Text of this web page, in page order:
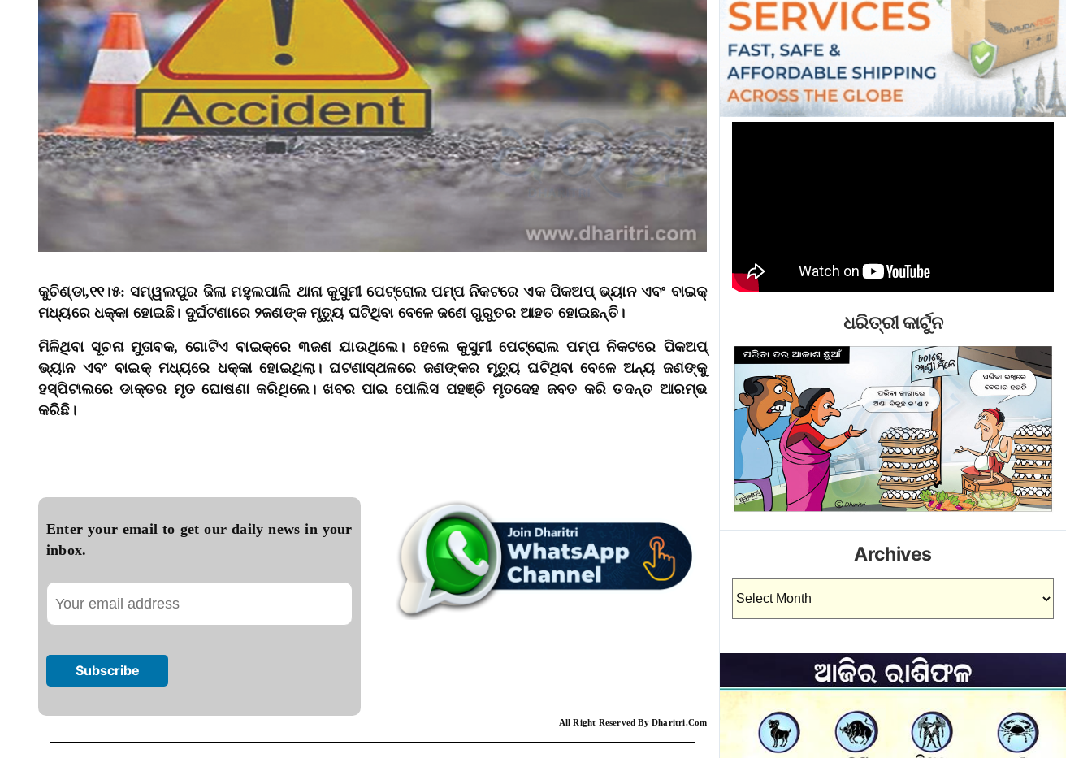
କୁଚିଣ୍ଡା,୧୧।୫: ସମ୍ୱଲପୁର ଜିଲା ମହୁଲପାଲି ଥାନା କୁସୁମୀ ପେଟ୍ରୋଲ ପମ୍ପ ନିକଟରେ ଏକ ପିକଅପ୍‌ ଭ୍ୟାନ ଏବଂ ବାଇକ୍‌
ମଧ୍ୟରେ ଧକ୍କା ହୋଇଛି। ଦୁର୍ଘଟଣାରେ ୨ଜଣଙ୍କ ମୃତ୍ୟୁ ଘଟିଥିବା ବେଳେ ଜଣେ ଗୁରୁତର ଆହତ ହୋଇଛନ୍ତି।
ମିଳିଥିବା ସୂଚନା ମୁତାବକ, ଗୋଟିଏ ବାଇକ୍‌ରେ ୩ଜଣ ଯାଉଥିଲେ। ହେଲେ କୁସୁମୀ ପେଟ୍ରୋଲ ପମ୍ପ ନିକଟରେ ପିକଅପ୍‌
ଭ୍ୟାନ ଏବଂ ବାଇକ୍‌ ମଧ୍ୟରେ ଧକ୍କା ହୋଇଥିଲା। ଘଟଣାସ୍ଥଳରେ ଜଣଙ୍କର ମୃତ୍ୟୁ ଘଟିଥିବା ବେଳେ ଅନ୍ୟ ଜଣଙ୍କୁ
ହସ୍ପିଟାଲରେ ଡାକ୍ତର ମୃତ ଘୋଷଣା କରିଥିଲେ। ଖବର ପାଇ ପୋଲିସ ପହଞ୍ଚି ମୃତଦେହ ଜବତ କରି ତଦନ୍ତ ଆରମ୍ଭ
କରିଛି।
Enter your email to get our daily news in your
inbox.
All Right Reserved By Dharitri.Com
ଧରିତ୍ରୀ କାର୍ଟୁନ
Archives
Archives